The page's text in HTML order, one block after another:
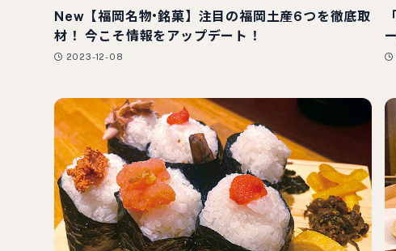
New【福岡名物•銘菓】注目の福岡土産6つを徹底取
材！ 今こそ情報をアップデート！
2023-12-08